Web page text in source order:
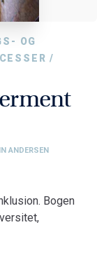
OG
/
ANDERSEN
Bogen
og University